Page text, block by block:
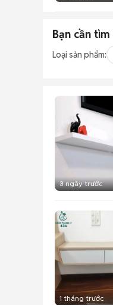
Bạn cần tìm
Loại sản phẩm:
3 ngày trước
1 tháng trước